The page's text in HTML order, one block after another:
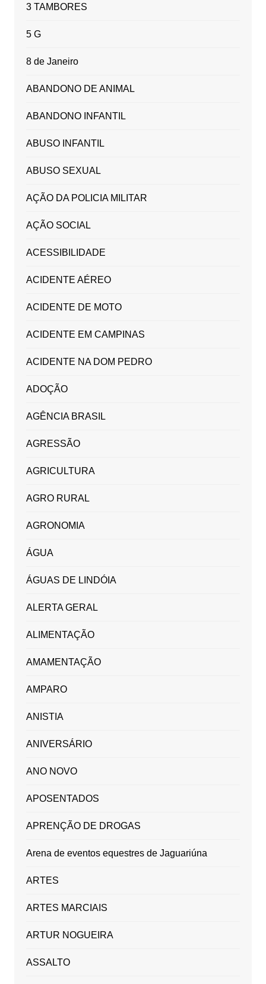
3 TAMBORES
5 G
8 de Janeiro
ABANDONO DE ANIMAL
ABANDONO INFANTIL
ABUSO INFANTIL
ABUSO SEXUAL
AÇÃO DA POLICIA MILITAR
AÇÃO SOCIAL
ACESSIBILIDADE
ACIDENTE AÉREO
ACIDENTE DE MOTO
ACIDENTE EM CAMPINAS
ACIDENTE NA DOM PEDRO
ADOÇÃO
AGÊNCIA BRASIL
AGRESSÃO
AGRICULTURA
AGRO RURAL
AGRONOMIA
ÁGUA
ÁGUAS DE LINDÓIA
ALERTA GERAL
ALIMENTAÇÃO
AMAMENTAÇÃO
AMPARO
ANISTIA
ANIVERSÁRIO
ANO NOVO
APOSENTADOS
APRENÇÃO DE DROGAS
Arena de eventos equestres de Jaguariúna
ARTES
ARTES MARCIAIS
ARTUR NOGUEIRA
ASSALTO